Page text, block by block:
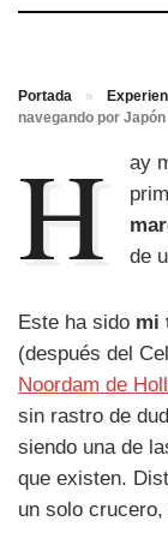
Portada »
navegando por Japón
H ay
de
Este ha sido mi
(después del
Noordam de
sin rastro de
siendo una de
que existen.
un solo